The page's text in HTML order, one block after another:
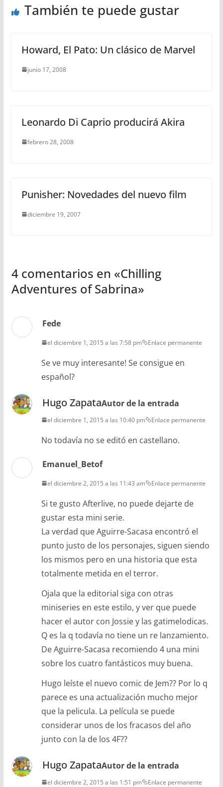
También te puede gustar
Howard, El Pato: Un clásico de Marvel
junio 17, 2008
Leonardo Di Caprio producirá Akira
febrero 28, 2008
Punisher: Novedades del nuevo film
diciembre 19, 2007
4 comentarios en «Chilling
Adventures of Sabrina»
Fede
el diciembre 1, 2015 a las 7:58 pm Enlace permanente
Se ve muy interesante! Se consigue en
español?
Hugo ZapataAutor de la entrada
el diciembre 1, 2015 a las 10:40 pm Enlace permanente
No todavía no se editó en castellano.
Emanuel_Betof
el diciembre 2, 2015 a las 11:43 am Enlace permanente
Si te gusto Afterlive, no puede dejarte de
gustar esta mini serie.
La verdad que Aguirre-Sacasa encontró el
punto justo de los personajes, siguen siendo
los mismos pero en una historia que esta
totalmente metida en el terror.
Ojala que la editorial siga con otras
miniseries en este estilo, y ver que puede
hacer el autor con Jossie y las gatimelodicas.
Q es la q todavía no tiene un re lanzamiento.
De Aguirre-Sacasa recomiendo 4 una mini
sobre los cuatro fantásticos muy buena.
Hugo leíste el nuevo comic de Jem?? Por lo q
parece es una actualización mucho mejor
que la pelicula. La película se puede
considerar unos de los fracasos del año
junto con la de los 4F??
Hugo ZapataAutor de la entrada
el diciembre 2, 2015 a las 1:51 pm Enlace permanente